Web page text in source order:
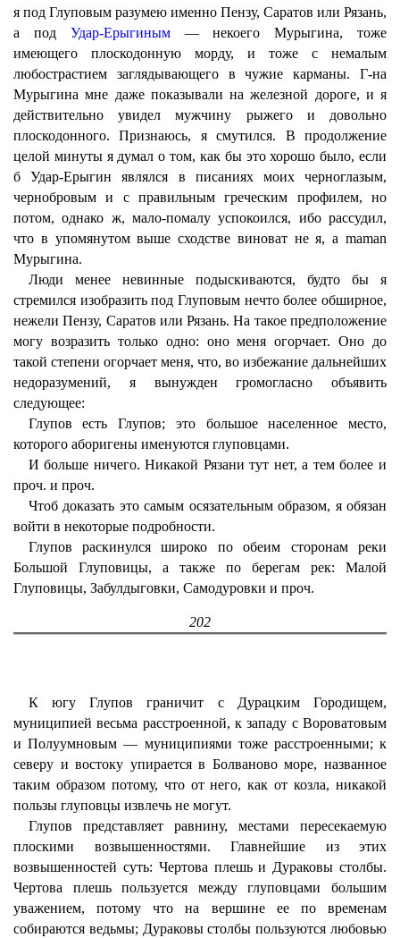
я под Глуповым разумею именно Пензу, Саратов или Рязань,
а под Удар-Ерыгиным— некоего Мурыгина, тоже
имеющего плоскодонную морду, и тоже с немалым
любострастием заглядывающего в чужие карманы. Г-на
Мурыгина мне даже показывали на железной дороге, и я
действительно увидел мужчину рыжего и довольно
плоскодонного. Признаюсь, я смутился. В продолжение
целой минуты я думал о том, как бы это хорошо было, если
б Удар-Ерыгин являлся в писаниях моих черноглазым,
чернобровым и с правильным греческим профилем, но
потом, однако ж, мало-помалу успокоился, ибо рассудил,
что в упомянутом выше сходстве виноват не я, а maman
Мурыгина.
Люди менее невинные подыскиваются, будто бы я
стремился изобразить под Глуповым нечто более обширное,
нежели Пензу, Саратов или Рязань. На такое предположение
могу возразить только одно: оно меня огорчает. Оно до
такой степени огорчает меня, что, во избежание дальнейших
недоразумений, я вынужден громогласно объявить
следующее:
Глупов есть Глупов; это большое населенное место,
которого аборигены именуются глуповцами.
И больше ничего. Никакой Рязани тут нет, а тем более и
проч. и проч.
Чтоб доказать это самым осязательным образом, я обязан
войти в некоторые подробности.
Глупов раскинулся широко по обеим сторонам реки
Большой Глуповицы, а также по берегам рек: Малой
Глуповицы, Забулдыговки, Самодуровки и проч.
202
К югу Глупов граничит с Дурацким Городищем,
муниципией весьма расстроенной, к западу с Вороватовым
и Полуумновым — муниципиями тоже расстроенными; к
северу и востоку упирается в Болваново море, названное
таким образом потому, что от него, как от козла, никакой
пользы глуповцы извлечь не могут.
Глупов представляет равнину, местами пересекаемую
плоскими возвышенностями. Главнейшие из этих
возвышенностей суть: Чертова плешь и Дураковы столбы.
Чертова плешь пользуется между глуповцами большим
уважением, потому что на вершине ее по временам
собираются ведьмы; Дураковы столбы пользуются любовью